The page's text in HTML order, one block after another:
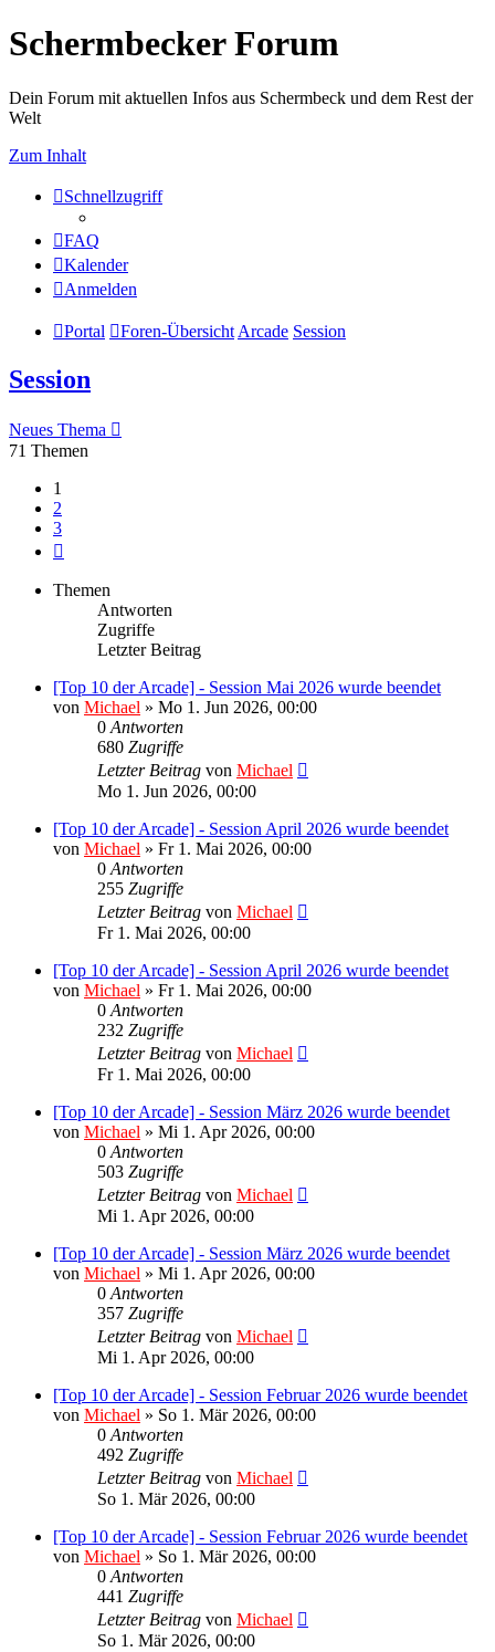
Schermbecker Forum
Dein Forum mit aktuellen Infos aus Schermbeck und dem Rest der
Welt
Zum Inhalt
Schnellzugriff
FAQ
Kalender
Anmelden
Portal Foren-Übersicht Arcade Session
Session
Neues Thema
71 Themen
1
2
3
Themen
Antworten
Zugriffe
Letzter Beitrag
[Top 10 der Arcade] - Session Mai 2026 wurde beendet
von Michael » Mo 1. Jun 2026, 00:00
0 Antworten
680 Zugriffe
Letzter Beitrag von Michael
Mo 1. Jun 2026, 00:00
[Top 10 der Arcade] - Session April 2026 wurde beendet
von Michael » Fr 1. Mai 2026, 00:00
0 Antworten
255 Zugriffe
Letzter Beitrag von Michael
Fr 1. Mai 2026, 00:00
[Top 10 der Arcade] - Session April 2026 wurde beendet
von Michael » Fr 1. Mai 2026, 00:00
0 Antworten
232 Zugriffe
Letzter Beitrag von Michael
Fr 1. Mai 2026, 00:00
[Top 10 der Arcade] - Session März 2026 wurde beendet
von Michael » Mi 1. Apr 2026, 00:00
0 Antworten
503 Zugriffe
Letzter Beitrag von Michael
Mi 1. Apr 2026, 00:00
[Top 10 der Arcade] - Session März 2026 wurde beendet
von Michael » Mi 1. Apr 2026, 00:00
0 Antworten
357 Zugriffe
Letzter Beitrag von Michael
Mi 1. Apr 2026, 00:00
[Top 10 der Arcade] - Session Februar 2026 wurde beendet
von Michael » So 1. Mär 2026, 00:00
0 Antworten
492 Zugriffe
Letzter Beitrag von Michael
So 1. Mär 2026, 00:00
[Top 10 der Arcade] - Session Februar 2026 wurde beendet
von Michael » So 1. Mär 2026, 00:00
0 Antworten
441 Zugriffe
Letzter Beitrag von Michael
So 1. Mär 2026, 00:00